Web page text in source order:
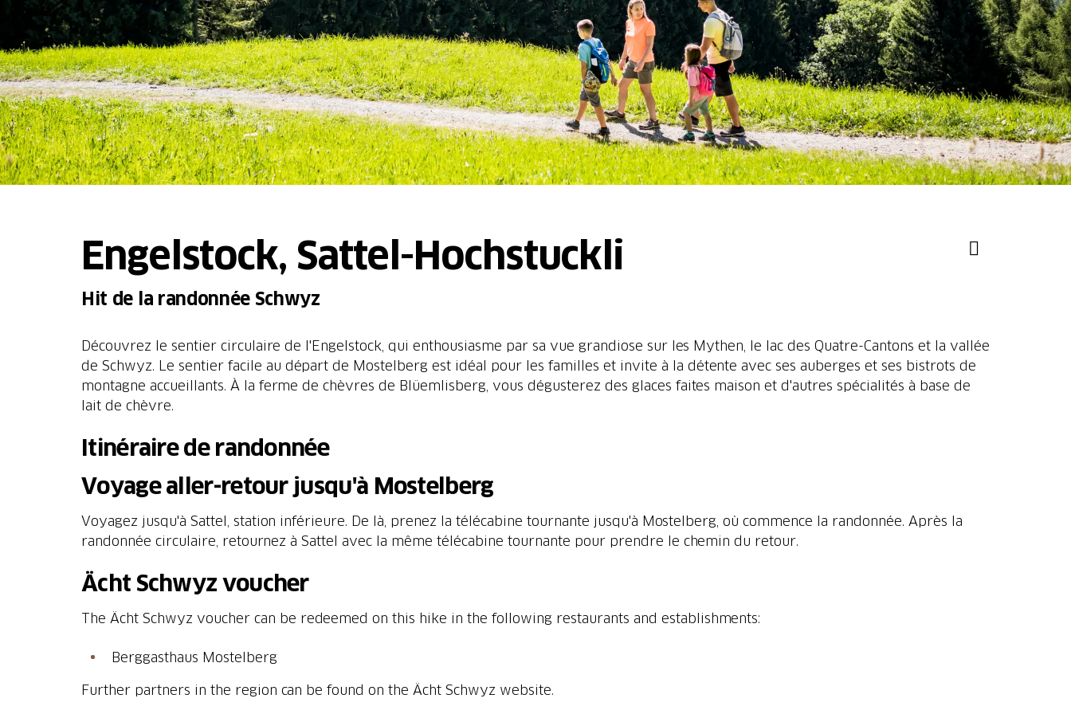
Engelstock, Sattel-Hochstuckli
Hit de la randonnée Schwyz
Découvrez le sentier circulaire de l'Engelstock, qui enthousiasme par sa vue grandiose sur les Mythen, le lac des Quatre-Cantons et la vallée
de Schwyz. Le sentier facile au départ de Mostelberg est idéal pour les familles et invite à la détente avec ses auberges et ses bistrots de
montagne accueillants. À la ferme de chèvres de Blüemlisberg, vous dégusterez des glaces faites maison et d'autres spécialités à base de
Itinéraire de randonnée
Voyage aller-retour jusqu'à Mostelberg
Voyagez jusqu'à Sattel, station inférieure. De là, prenez la télécabine tournante jusqu'à Mostelberg, où commence la randonnée. Après la
randonnée circulaire, retournez à Sattel avec la même télécabine tournante pour prendre le chemin du retour.
Ächt Schwyz voucher
The Ächt Schwyz voucher can be redeemed on this hike in the following restaurants and establishments:
Berggasthaus Mostelberg
Further partners in the region can be found on the Ächt Schwyz website.